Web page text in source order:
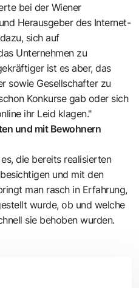
bei der Wiener
Herausgeber des Internet-
sich auf
Unternehmen zu
ist es aber, das
sowie Gesellschafter zu
Konkurse gab oder sich
ihr Leid klagen."
und mit Bewohnern
die bereits realisierten
und mit den
man rasch in Erfahrung,
wurde, ob und welche
sie behoben wurden.